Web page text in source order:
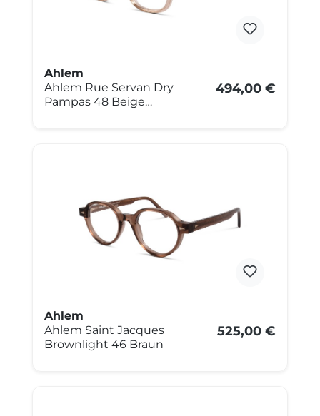
Ahlem
Ahlem Rue Servan Dry
Pampas 48 Beige
494,00 €
Ahlem
Ahlem Saint Jacques
Brownlight 46 Braun
525,00 €